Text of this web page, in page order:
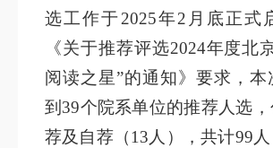
选工作于2025年2月底正式
《关于推荐评选2024年度北
阅读之星”的通知》要求，本
到39个院系单位的推荐人选
荐及自荐（13人），共计99